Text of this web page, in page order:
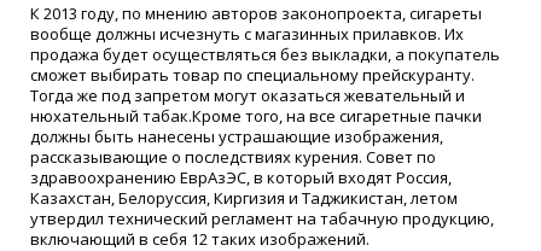
К 2013 году, по мнению авторов законопроекта, сигареты
вообще должны исчезнуть с магазинных прилавков. Их
продажа будет осуществляться без выкладки, а покупатель
сможет выбирать товар по специальному прейскуранту.
Тогда же под запретом могут оказаться жевательный и
нюхательный табак.Кроме того, на все сигаретные пачки
должны быть нанесены устрашающие изображения,
рассказывающие о последствиях курения. Совет по
здравоохранению ЕврАзЭС, в который входят Россия,
Казахстан, Белоруссия, Киргизия и Таджикистан, летом
утвердил технический регламент на табачную продукцию,
включающий в себя 12 таких изображений.